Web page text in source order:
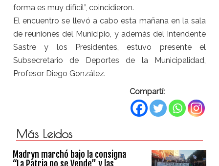
forma es muy difícil”, coincidieron.
El encuentro se llevó a caboesta mañanaen la sala
de reuniones del Municipio, y además del Intendente
Sastre y los Presidentes, estuvo presente el
Subsecretario de Deportes de la Municipalidad,
Profesor Diego González.
Compartí:
Más Leidos
Madryn marchó bajo la consigna
“La Patria no se Vende” y las